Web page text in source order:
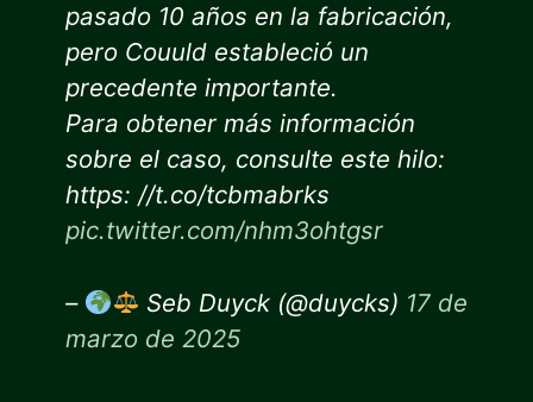
pasado 10 años en la fabricación,
pero Couuld estableció un
precedente importante.
Para obtener más información
sobre el caso, consulte este hilo:
https: //t.co/tcbmabrks
pic.twitter.com/nhm3ohtgsr
– Seb Duyck (@duycks) 17 de
marzo de 2025